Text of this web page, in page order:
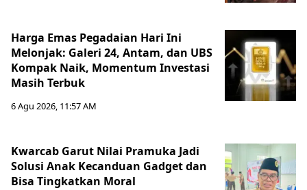
Harga Emas Pegadaian Hari Ini
Melonjak: Galeri 24, Antam, dan UBS
Kompak Naik, Momentum Investasi
Masih Terbuk
6 Agu 2026, 11:57 AM
Kwarcab Garut Nilai Pramuka Jadi
Solusi Anak Kecanduan Gadget dan
Bisa Tingkatkan Moral